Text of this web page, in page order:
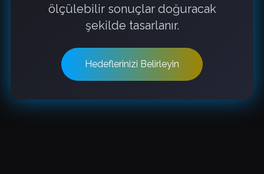
ölçülebilir sonuçlar doğuracak
şekilde tasarlanır.
Hedeflerinizi Belirleyin